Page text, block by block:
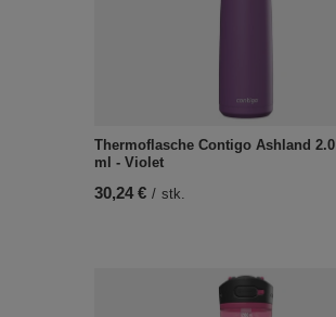
Thermoflasche Contigo Ashland
ml - Violet
30,24 € / stk.